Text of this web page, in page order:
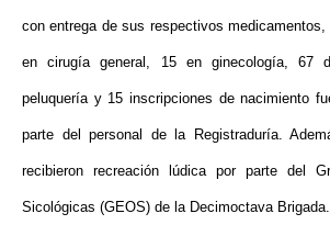
con entrega de sus respectivos
en cirugía general, 15 en ginecología, 67
peluquería y 15 inscripciones de nacimiento
parte del personal de la Registraduría.
recibieron recreación lúdica por parte del
Sicológicas (GEOS) de la Decimoctava Brigada.